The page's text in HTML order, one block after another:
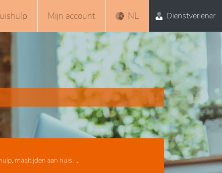
Mijn account NL Dienstverlener
maaltijden aan huis, ...